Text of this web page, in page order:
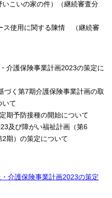
いこいの家の件）（継続審査分
ス使用に関する陳情 （継続審
介護保険事業計画2023の策定に
づく第7期介護保険事業計画の取
いて
期予防接種の開始について
及び障がい福祉計画（第6
期）の策定について
介護保険事業計画2023の策定